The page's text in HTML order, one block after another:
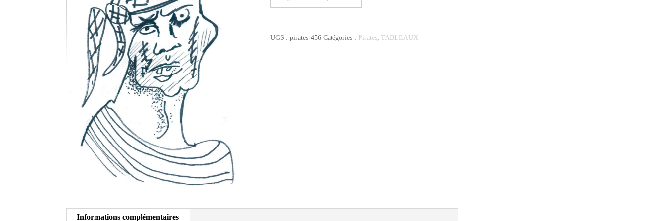
au
foulard
UGS :pirates-456 Catégories : Pirates,TABLEAUX
Informations complémentaires